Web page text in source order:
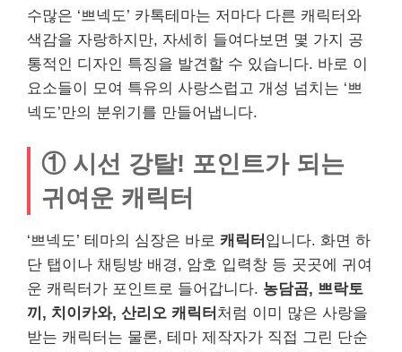
수많은 ‘쁘넥도’ 카톡테마는 저마다 다른 캐릭터와
색감을 자랑하지만, 자세히 들여다보면 몇 가지 공
통적인 디자인 특징을 발견할 수 있습니다. 바로 이
요소들이 모여 특유의 사랑스럽고 개성 넘치는 ‘쁘
넥도’만의 분위기를 만들어냅니다.
① 시선 강탈! 포인트가 되는
귀여운 캐릭터
‘쁘넥도’ 테마의 심장은 바로 캐릭터 입니다. 화면 하
단 탭이나 채팅방 배경, 암호 입력창 등 곳곳에 귀여
운 캐릭터가 포인트로 들어갑니다. 농담곰, 쁘락토
끼, 치이카와, 산리오 캐릭터 처럼 이미 많은 사랑을
받는 캐릭터는 물론, 테마 제작자가 직접 그린 단순